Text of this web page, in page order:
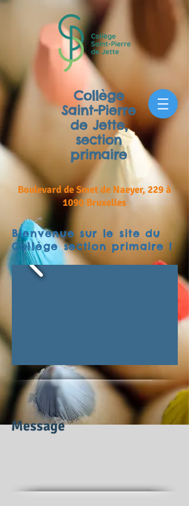
Collège
Saint-Pierre
de Jette,
section
primaire
Boulevard de Smet de Naeyer, 229 à
1090 Bruxelles
Bienvenue sur le site du
Collège section primaire !
Message